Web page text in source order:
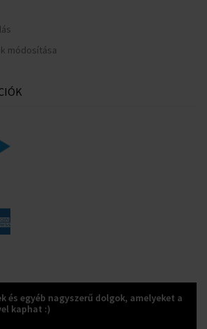
módosítása
és egyéb nagyszerű dolgok, amelyeket a
kaphat :)